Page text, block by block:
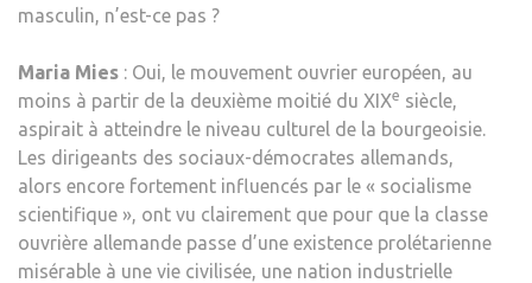
masculin, n’est-ce pas ?
Maria Mies : Oui, le mouvement ouvrier européen, au
moins à partir de la deuxième moitié du XIXe siècle,
aspirait à atteindre le niveau culturel de la bourgeoisie.
Les dirigeants des sociaux-démocrates allemands,
alors encore fortement influencés par le « socialisme
scientifique », ont vu clairement que pour que la classe
ouvrière allemande passe d’une existence prolétarienne
misérable à une vie civilisée, une nation industrielle